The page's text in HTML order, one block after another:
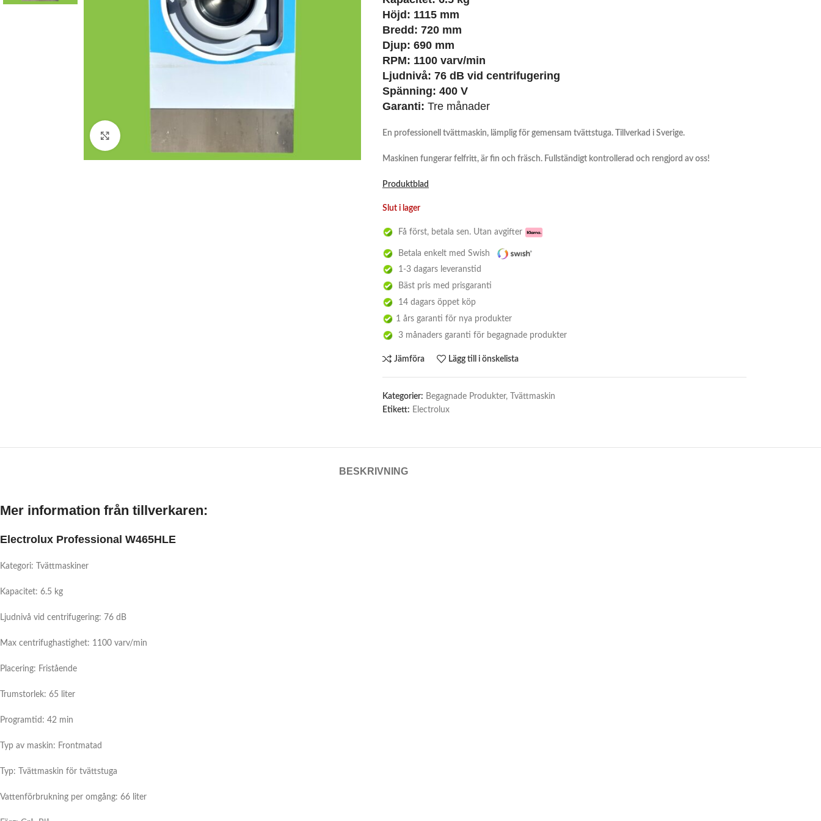
Click to enlarge
Höjd: 1115 mm
Bredd: 720 mm
Djup: 690 mm
RPM: 1100 varv/min
Ljudnivå: 76 dB vid centrifugering
Spänning: 400 V
Garanti: Tre månader
En professionell tvättmaskin, lämplig för gemensam tvättstuga. Tillverkad i Sverige.
Maskinen fungerar felfritt, är fin och fräsch. Fullständigt kontrollerad och rengjord av oss!
Produktblad
Slut i lager
Få först, betala sen. Utan avgifter
Betala enkelt med Swish
1-3 dagars leveranstid
Bäst pris med prisgaranti
14 dagars öppet köp
1 års garanti för nya produkter
3 månaders garanti för begagnade produkter
Jämföra Lägg till i önskelista
Kategorier: Begagnade Produkter,
Tvättmaskin
Etikett: Electrolux
BESKRIVNING
Mer information från tillverkaren:
Electrolux Professional W465HLE
Kategori: Tvättmaskiner
Kapacitet: 6.5 kg
Ljudnivå vid centrifugering: 76 dB
Max centrifughastighet: 1100 varv/min
Placering: Fristående
Trumstorlek: 65 liter
Programtid: 42 min
Typ av maskin: Frontmatad
Typ: Tvättmaskin för tvättstuga
Vattenförbrukning per omgång: 66 liter